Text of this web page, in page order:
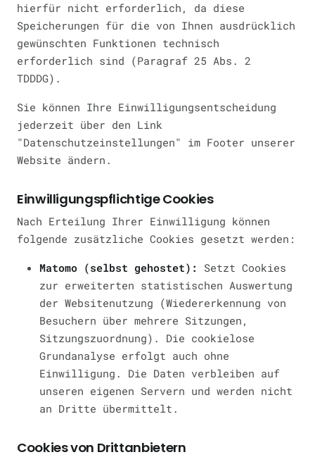
hierfür nicht erforderlich, da diese
Speicherungen für die von Ihnen ausdrücklich
gewünschten Funktionen technisch
erforderlich sind (Paragraf 25 Abs. 2
TDDDG).
Sie können Ihre Einwilligungsentscheidung
jederzeit über den Link
"Datenschutzeinstellungen" im Footer unserer
Website ändern.
Einwilligungspflichtige Cookies
Nach Erteilung Ihrer Einwilligung können
folgende zusätzliche Cookies gesetzt werden:
Matomo (selbst gehostet):
Setzt Cookies
zur erweiterten statistischen Auswertung
der Websitenutzung (Wiedererkennung von
Besuchern über mehrere Sitzungen,
Sitzungszuordnung). Die cookielose
Grundanalyse erfolgt auch ohne
Einwilligung. Die Daten verbleiben auf
unseren eigenen Servern und werden nicht
an Dritte übermittelt.
Cookies von Drittanbietern